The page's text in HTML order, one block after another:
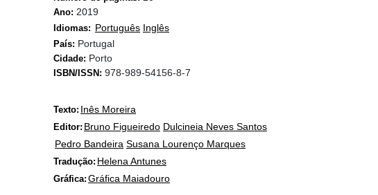
Ano: 2019
Idiomas: Português Inglês
País: Portugal
Cidade: Porto
ISBN/ISSN: 978-989-54156-8-7
Texto: Inês Moreira
Editor: Bruno Figueiredo Dulcineia Neves Santos
Pedro Bandeira Susana Lourenço Marques
Tradução: Helena Antunes
Gráfica: Gráfica Maiadouro